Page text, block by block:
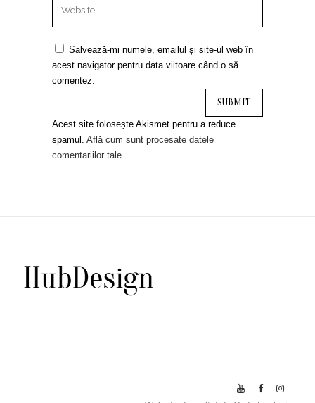
Salvează-mi numele, emailul și site-ul web în
acest navigator pentru data viitoare când o să
comentez.
Acest site folosește Akismet pentru a reduce
spamul. Află cum sunt procesate datele
comentariilor tale.